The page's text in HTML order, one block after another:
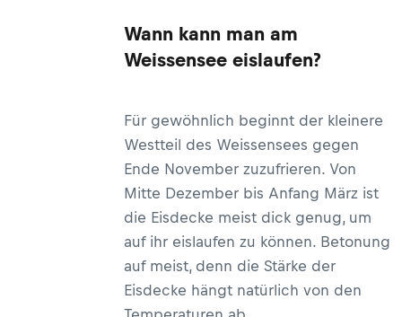
Wann kann man am
Weissensee eislaufen?
Für gewöhnlich beginnt der kleinere
Westteil des Weissensees gegen
Ende November zuzufrieren. Von
Mitte Dezember bis Anfang März ist
die Eisdecke meist dick genug, um
auf ihr eislaufen zu können. Betonung
auf meist, denn die Stärke der
Eisdecke hängt natürlich von den